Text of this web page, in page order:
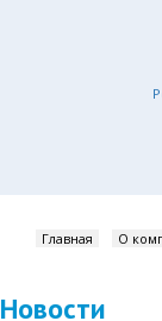
Главная О
Новости